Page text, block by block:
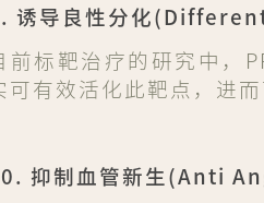
诱导良性分化
前标靶治疗的研究中，
可有效活化此靶点，进
抑制血管新生(Anti